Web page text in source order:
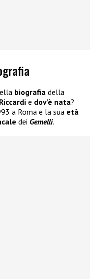
biografia della
e dov’è nata?
a Roma e la sua età
dei Gemelli.